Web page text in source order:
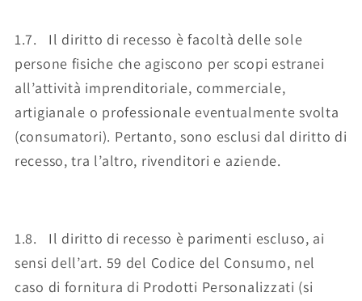
1.7. Il diritto di recesso è facoltà delle sole
persone fisiche che agiscono per scopi estranei
all’attività imprenditoriale, commerciale,
artigianale o professionale eventualmente svolta
(consumatori). Pertanto, sono esclusi dal diritto di
recesso, tra l’altro, rivenditori e aziende.
1.8. Il diritto di recesso è parimenti escluso, ai
sensi dell’art. 59 del Codice del Consumo, nel
caso di fornitura di Prodotti Personalizzati (si